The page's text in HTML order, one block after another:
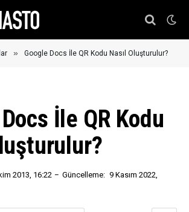
» Google Docs İle QR Kodu Nasıl Oluşturulur?
İle QR Kodu
2013, 16:22 Güncelleme: 9 Kasım 2022,